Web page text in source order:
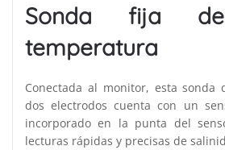
Sonda fija
temperatura
Conectada al monitor, esta sonda
dos electrodos cuenta con un
incorporado en la punta del
lecturas rápidas y precisas de